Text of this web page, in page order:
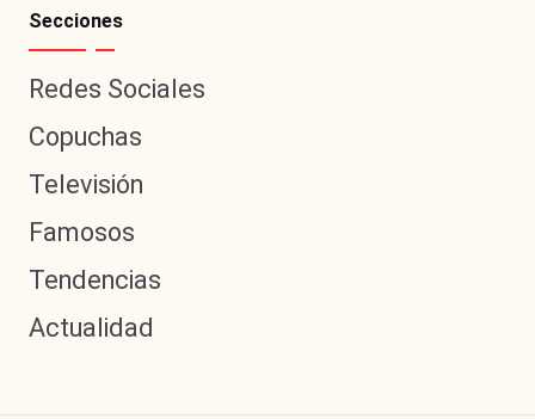
Secciones
Redes Sociales
Copuchas
Televisión
Famosos
Tendencias
Actualidad